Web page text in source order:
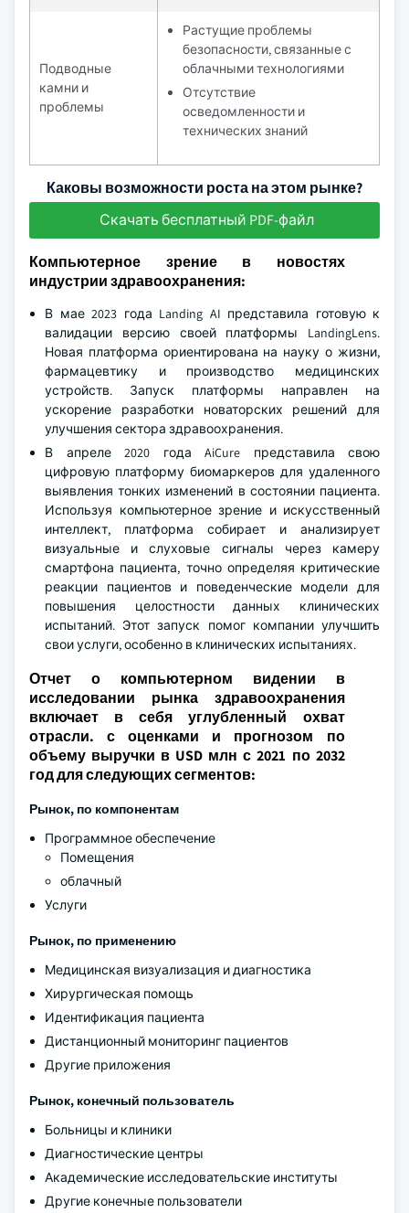
Подводные
камни и
проблемы
Растущие проблемы
безопасности, связанные с
облачными технологиями
Отсутствие
осведомленности и
технических знаний
Каковы возможности роста на этом рынке?
Скачать бесплатный PDF-файл
Компьютерное зрение в новостях
индустрии здравоохранения:
В мае 2023 года Landing AI представила готовую к
валидации версию своей платформы LandingLens.
Новая платформа ориентирована на науку о жизни,
фармацевтику и производство медицинских
устройств. Запуск платформы направлен на
ускорение разработки новаторских решений для
улучшения сектора здравоохранения.
В апреле 2020 года AiCure представила свою
цифровую платформу биомаркеров для удаленного
выявления тонких изменений в состоянии пациента.
Используя компьютерное зрение и искусственный
интеллект, платформа собирает и анализирует
визуальные и слуховые сигналы через камеру
смартфона пациента, точно определяя критические
реакции пациентов и поведенческие модели для
повышения целостности данных клинических
испытаний. Этот запуск помог компании улучшить
свои услуги, особенно в клинических испытаниях.
Отчет о компьютерном видении в
исследовании рынка здравоохранения
включает в себя углубленный охват
отрасли. с оценками и прогнозом по
объему выручки в USD млн с 2021 по 2032
год для следующих сегментов:
Рынок, по компонентам
Программное обеспечение
Помещения
облачный
Услуги
Рынок, по применению
Медицинская визуализация и диагностика
Хирургическая помощь
Идентификация пациента
Дистанционный мониторинг пациентов
Другие приложения
Рынок, конечный пользователь
Больницы и клиники
Диагностические центры
Академические исследовательские институты
Другие конечные пользователи